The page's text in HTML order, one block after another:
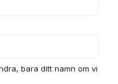
bara ditt namn om vi